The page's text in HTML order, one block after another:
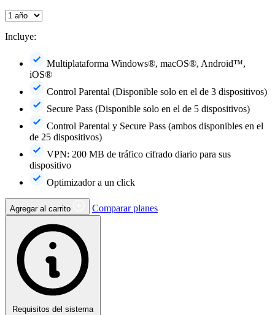
Incluye:
Multiplataforma Windows®, macOS®, Android™,
iOS®
Control Parental (Disponible solo en el de 3 dispositivos)
Secure Pass (Disponible solo en el de 5 dispositivos)
Control Parental y Secure Pass (ambos disponibles en el
de 25 dispositivos)
VPN: 200 MB de tráfico cifrado diario para sus
dispositivo
Optimizador a un click
Agregar al carrito Comparar planes
Requisitos del sistema